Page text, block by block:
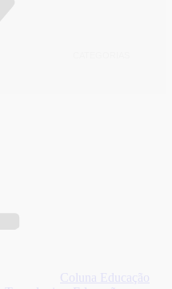
Coluna Educação